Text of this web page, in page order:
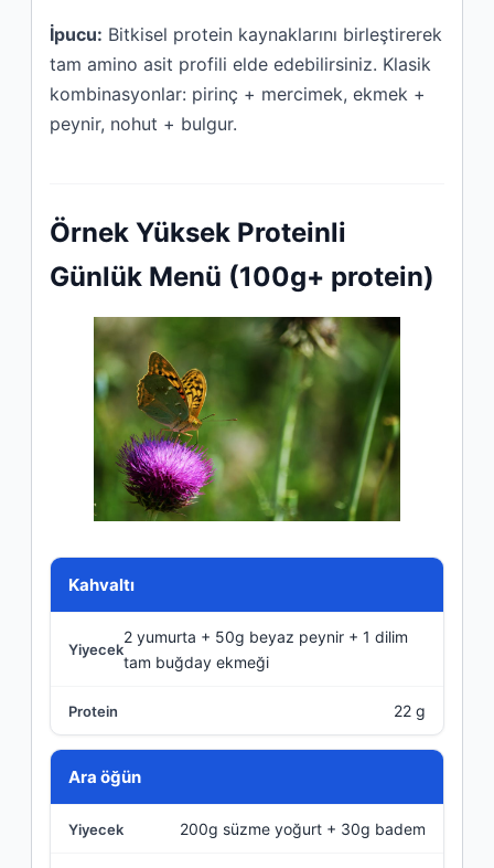
İpucu: Bitkisel protein kaynaklarını birleştirerek
tam amino asit profili elde edebilirsiniz. Klasik
kombinasyonlar: pirinç + mercimek, ekmek +
peynir, nohut + bulgur.
Örnek Yüksek Proteinli
Günlük Menü (100g+ protein)
Öğün
Yiyecek
Kahvaltı
2 yumurta + 50g beyaz peynir + 1 dilim
tam buğday ekmeği
22 g
Ara öğün
200g süzme yoğurt + 30g badem